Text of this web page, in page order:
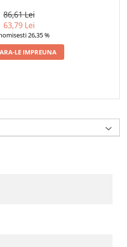
CARDIOVASCULARE SI IN
86,61 Lei
63,79 Lei
26,35 %
LE IMPREUNA